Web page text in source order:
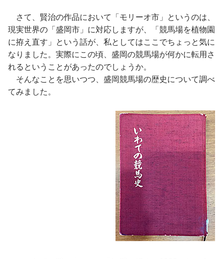
さて、賢治の作品において「モリーオ市」というのは、
現実世界の「盛岡市」に対応しますが、「競馬場を植物園
に拵え直す」という話が、私としてはここでちょっと気に
なりました。実際にこの頃、盛岡の競馬場が何かに転用さ
れるということがあったのでしょうか。
そんなことを思いつつ、盛岡競馬場の歴史について調べ
てみました。